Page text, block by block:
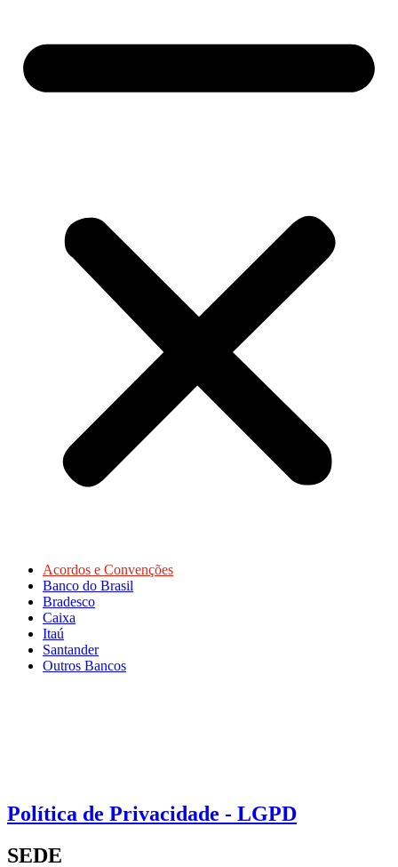
Acordos e Convenções
Banco do Brasil
Bradesco
Caixa
Itaú
Santander
Outros Bancos
Política de Privacidade - LGPD
SEDE